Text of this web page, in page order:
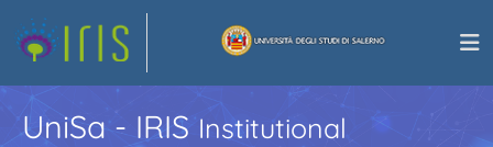
UniSa - IRISInstitutional